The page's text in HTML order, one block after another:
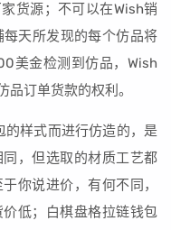
货源；不可以在Wish销
天所发现的每个仿品将
美金检测到仿品，Wish
订单货款的权利。
的样式而进行仿造的，是
，但选取的材质工艺都
你说进价，有何不同，
低；白棋盘格拉链钱包